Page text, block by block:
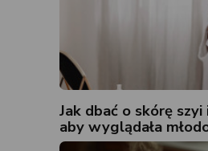
Jak dbać o skórę
aby wyglądała